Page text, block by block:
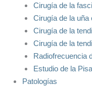
Cirugía de la
Cirugía de la uña
Cirugía de la
Cirugía de la
Radiofrecuencia
Estudio de la
Patologías